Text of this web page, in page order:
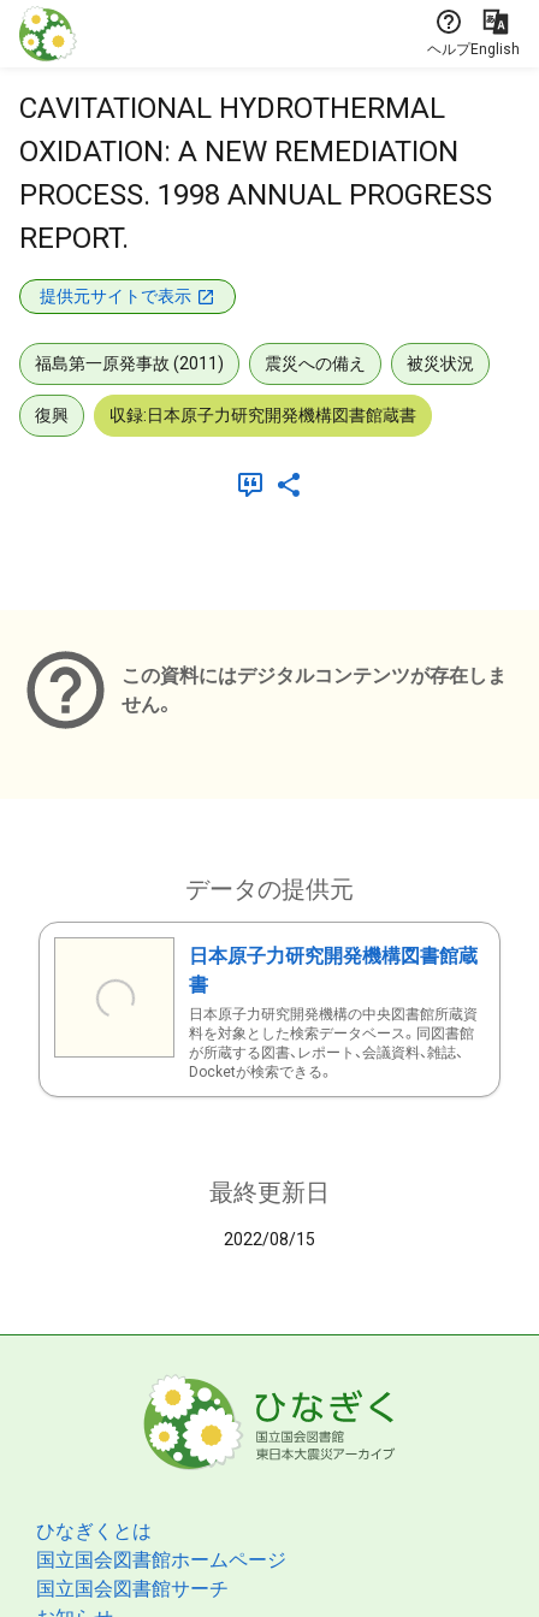
本文に飛ぶ
ヘルプEnglish
CAVITATIONAL HYDROTHERMAL
OXIDATION: A NEW REMEDIATION
PROCESS. 1998 ANNUAL PROGRESS
REPORT.
提供元サイトで表示
福島第一原発事故 (2011) 震災への備え 被災状況
復興 収録:日本原子力研究開発機構図書館蔵書
この資料にはデジタルコンテンツが存在しま
せん。
データの提供元
日本原子力研究開発機構図書館蔵
書
日本原子力研究開発機構の中央図書館所蔵資
料を対象とした検索データベース。同図書館
が所蔵する図書、レポート、会議資料、雑誌、
Docketが検索できる。
最終更新日
2022/08/15
ひなぎくとは
国立国会図書館ホームページ
国立国会図書館サーチ